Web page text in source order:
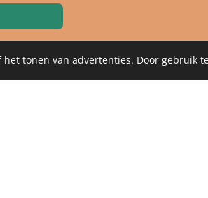
tonen van advertenties. Door gebruik